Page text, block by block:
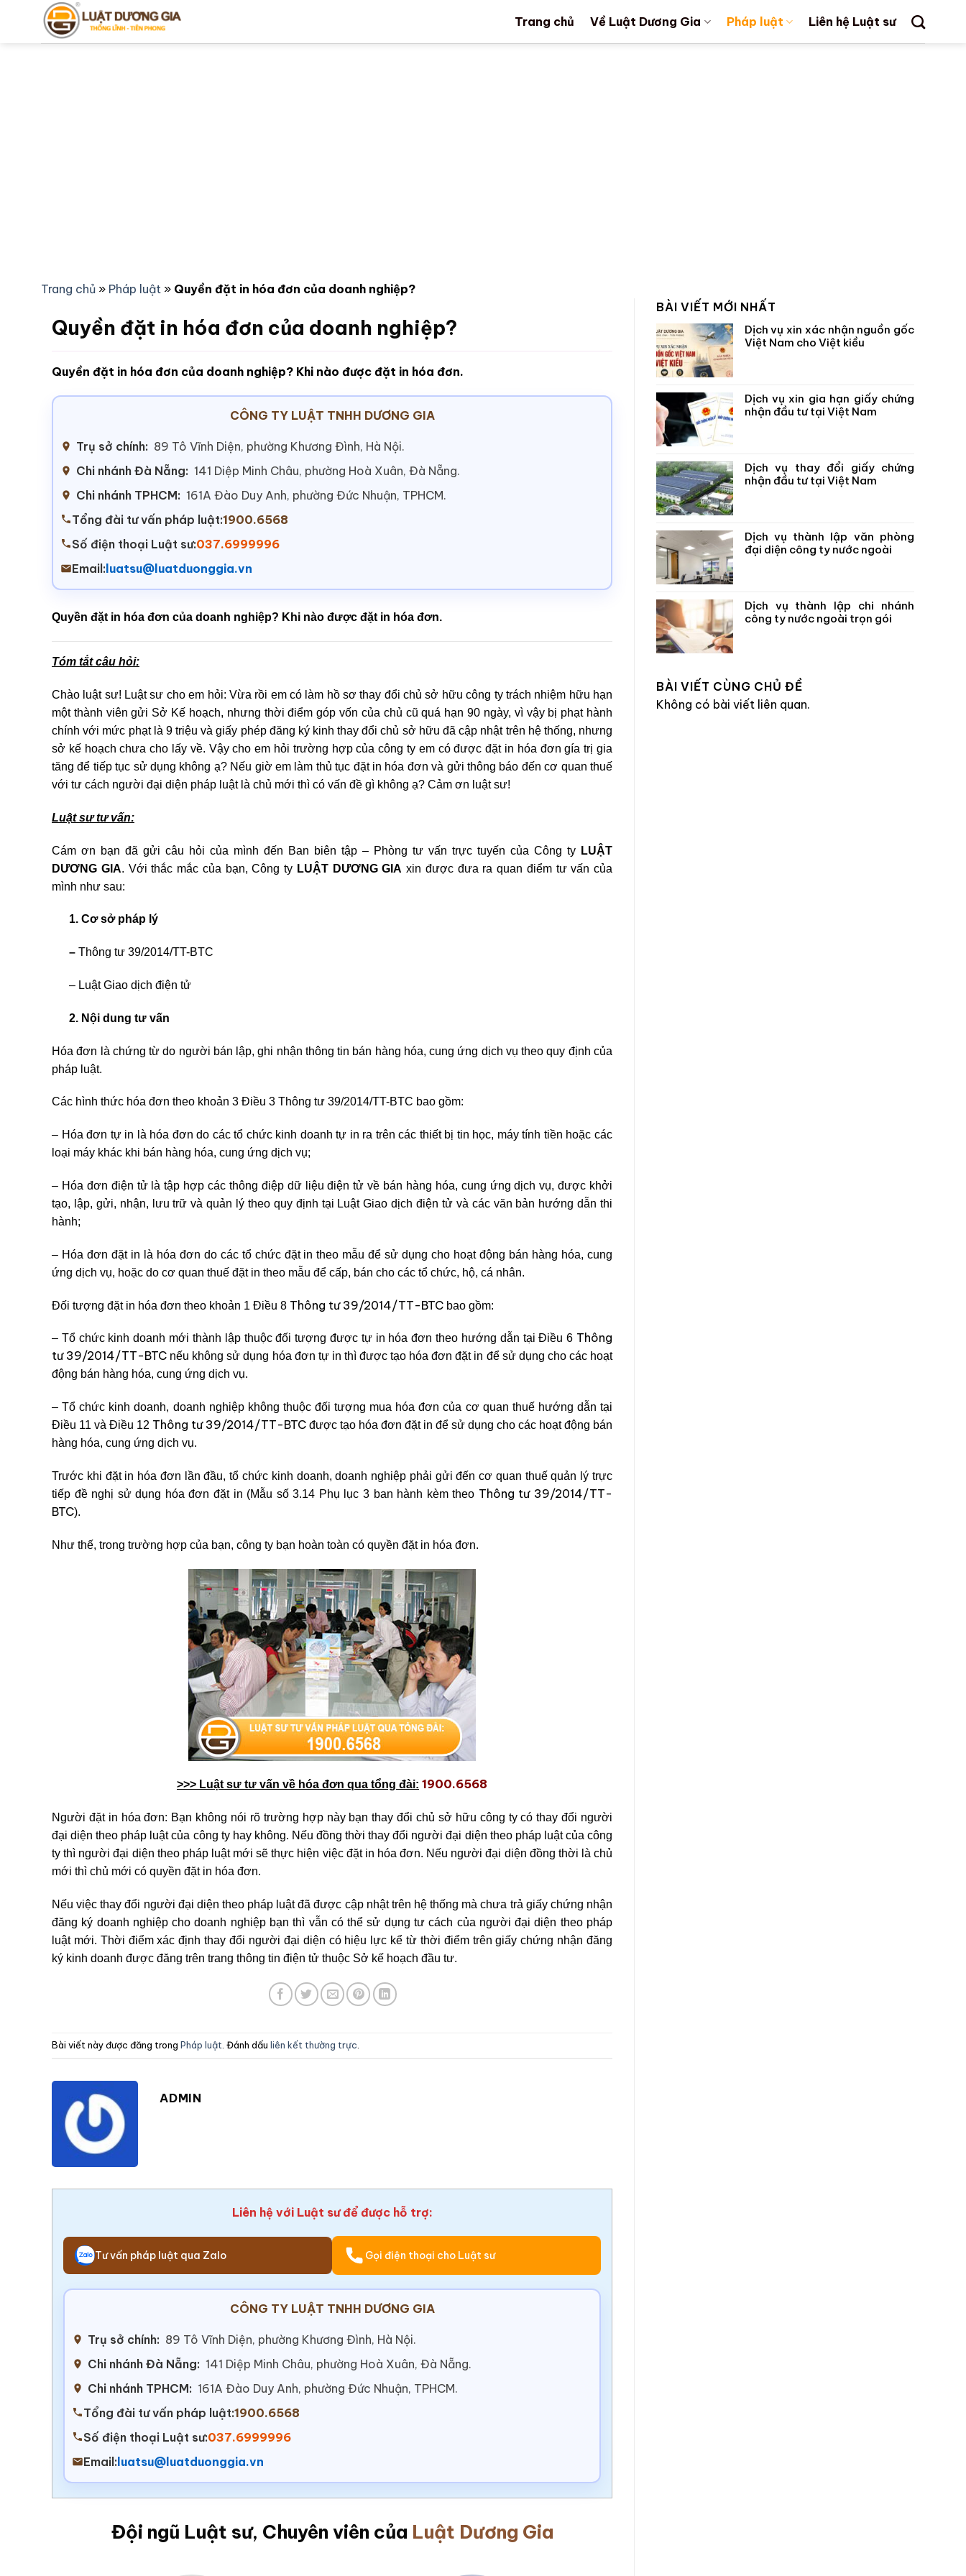
Trang chủ Về Luật Dương Gia Pháp luật Liên hệ Luật sư
Trang chủ » Pháp luật » Quyền đặt in hóa đơn của doanh nghiệp?
Quyền đặt in hóa đơn của doanh nghiệp?
Quyền đặt in hóa đơn của doanh nghiệp? Khi nào được đặt in hóa đơn.
CÔNG TY LUẬT TNHH DƯƠNG GIA
Trụ sở chính: 89 Tô Vĩnh Diện, phường Khương Đình, Hà Nội.
Chi nhánh Đà Nẵng: 141 Diệp Minh Châu, phường Hoà Xuân, Đà Nẵng.
Chi nhánh TPHCM: 161A Đào Duy Anh, phường Đức Nhuận, TPHCM.
Tổng đài tư vấn pháp luật:1900.6568
Số điện thoại Luật sư:037.6999996
Email: luatsu@luatduonggia.vn
Quyền đặt in hóa đơn của doanh nghiệp? Khi nào được đặt in hóa đơn.
Tóm tắt câu hỏi:
Chào luật sư! Luật sư cho em hỏi: Vừa rồi em có làm hồ sơ thay đổi chủ sở hữu công ty trách nhiệm hữu hạn
một thành viên gửi Sở Kế hoạch, nhưng thời điểm góp vốn của chủ cũ quá hạn 90 ngày, vì vậy bị phạt hành
chính với mức phạt là 9 triệu và giấy phép đăng ký kinh thay đổi chủ sở hữu đã cập nhật trên hệ thống, nhưng
sở kế hoạch chưa cho lấy về. Vậy cho em hỏi trường hợp của công ty em có được đặt in hóa đơn gía trị gia
tăng để tiếp tục sử dụng không ạ? Nếu giờ em làm thủ tục đặt in hóa đơn và gửi thông báo đến cơ quan thuế
với tư cách người đại diện pháp luật là chủ mới thì có vấn đề gì không ạ? Cảm ơn luật sư!
Luật sư tư vấn:
Cám ơn bạn đã gửi câu hỏi của mình đến Ban biên tập – Phòng tư vấn trực tuyến của Công ty LUẬT
DƯƠNG GIA. Với thắc mắc của bạn, Công ty LUẬT DƯƠNG GIA xin được đưa ra quan điểm tư vấn của
mình như sau:
1. Cơ sở pháp lý
– Thông tư 39/2014/TT-BTC
– Luật Giao dịch điện tử
2. Nội dung tư vấn
Hóa đơn là chứng từ do người bán lập, ghi nhận thông tin bán hàng hóa, cung ứng dịch vụ theo quy định của
pháp luật.
Các hình thức hóa đơn theo khoản 3 Điều 3 Thông tư 39/2014/TT-BTC bao gồm:
– Hóa đơn tự in là hóa đơn do các tổ chức kinh doanh tự in ra trên các thiết bị tin học, máy tính tiền hoặc các
loại máy khác khi bán hàng hóa, cung ứng dịch vụ;
– Hóa đơn điện tử là tập hợp các thông điệp dữ liệu điện tử về bán hàng hóa, cung ứng dịch vụ, được khởi
tạo, lập, gửi, nhận, lưu trữ và quản lý theo quy định tại Luật Giao dịch điện tử và các văn bản hướng dẫn thi
hành;
– Hóa đơn đặt in là hóa đơn do các tổ chức đặt in theo mẫu để sử dụng cho hoạt động bán hàng hóa, cung
ứng dịch vụ, hoặc do cơ quan thuế đặt in theo mẫu để cấp, bán cho các tổ chức, hộ, cá nhân.
Đối tượng đặt in hóa đơn theo khoản 1 Điều 8 Thông tư 39/2014/TT-BTC bao gồm:
– Tổ chức kinh doanh mới thành lập thuộc đối tượng được tự in hóa đơn theo hướng dẫn tại Điều 6 Thông
tư 39/2014/TT-BTC nếu không sử dụng hóa đơn tự in thì được tạo hóa đơn đặt in để sử dụng cho các hoạt
động bán hàng hóa, cung ứng dịch vụ.
– Tổ chức kinh doanh, doanh nghiệp không thuộc đối tượng mua hóa đơn của cơ quan thuế hướng dẫn tại
Điều 11 và Điều 12 Thông tư 39/2014/TT-BTC được tạo hóa đơn đặt in để sử dụng cho các hoạt động bán
hàng hóa, cung ứng dịch vụ.
Trước khi đặt in hóa đơn lần đầu, tổ chức kinh doanh, doanh nghiệp phải gửi đến cơ quan thuế quản lý trực
tiếp đề nghị sử dụng hóa đơn đặt in (Mẫu số 3.14 Phụ lục 3 ban hành kèm theo Thông tư 39/2014/TT-
BTC).
Như thế, trong trường hợp của bạn, công ty bạn hoàn toàn có quyền đặt in hóa đơn.
>>> Luật sư tư vấn về hóa đơn qua tổng đài: 1900.6568
Người đặt in hóa đơn: Bạn không nói rõ trường hợp này bạn thay đổi chủ sở hữu công ty có thay đổi người
đại diện theo pháp luật của công ty hay không. Nếu đồng thời thay đổi người đại diện theo pháp luật của công
ty thì người đại diện theo pháp luật mới sẽ thực hiện việc đặt in hóa đơn. Nếu người đại diện đồng thời là chủ
mới thì chủ mới có quyền đặt in hóa đơn.
Nếu việc thay đổi người đại diện theo pháp luật đã được cập nhật trên hệ thống mà chưa trả giấy chứng nhận
đăng ký doanh nghiệp cho doanh nghiệp bạn thì vẫn có thể sử dụng tư cách của người đại diện theo pháp
luật mới. Thời điểm xác định thay đổi người đại diện có hiệu lực kể từ thời điểm trên giấy chứng nhận đăng
ký kinh doanh được đăng trên trang thông tin điện tử thuộc Sở kế hoạch đầu tư.
Bài viết này được đăng trong Pháp luật. Đánh dấu liên kết thường trực.
ADMIN
Liên hệ với Luật sư để được hỗ trợ:
Tư vấn pháp luật qua Zalo Gọi điện thoại cho Luật sư
CÔNG TY LUẬT TNHH DƯƠNG GIA
Trụ sở chính: 89 Tô Vĩnh Diện, phường Khương Đình, Hà Nội.
Chi nhánh Đà Nẵng: 141 Diệp Minh Châu, phường Hoà Xuân, Đà Nẵng.
Chi nhánh TPHCM: 161A Đào Duy Anh, phường Đức Nhuận, TPHCM.
Tổng đài tư vấn pháp luật:1900.6568
Số điện thoại Luật sư:037.6999996
Email:luatsu@luatduonggia.vn
Đội ngũ Luật sư, Chuyên viên của Luật Dương Gia
BÀI VIẾT MỚI NHẤT
Dịch vụ xin xác nhận nguồn gốc
Việt Nam cho Việt kiều
Dịch vụ xin gia hạn giấy chứng
nhận đầu tư tại Việt Nam
Dịch vụ thay đổi giấy chứng
nhận đầu tư tại Việt Nam
Dịch vụ thành lập văn phòng
đại diện công ty nước ngoài
Dịch vụ thành lập chi nhánh
công ty nước ngoài trọn gói
BÀI VIẾT CÙNG CHỦ ĐỀ
Không có bài viết liên quan.